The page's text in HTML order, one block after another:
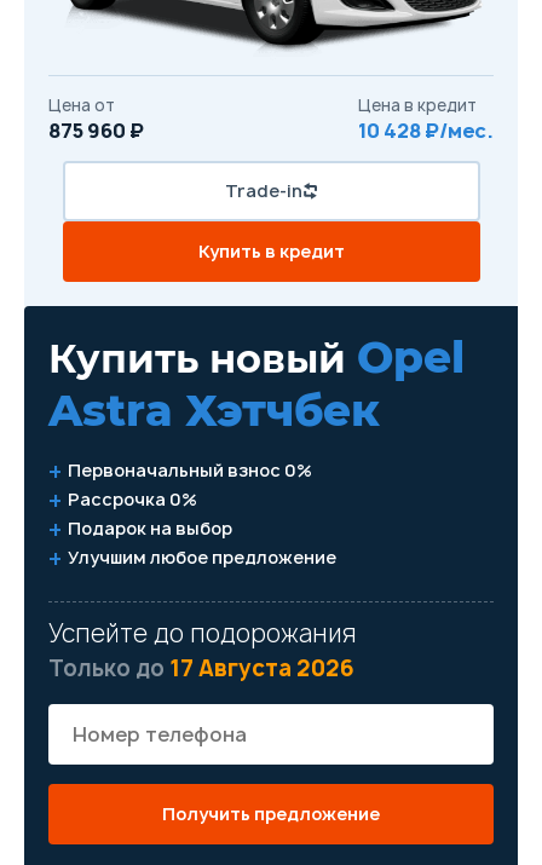
Купить новый Opel
Astra Хэтчбек
Первоначальный взнос 0%
Рассрочка 0%
Подарок на выбор
Улучшим любое предложение
Успейте до подорожания
Только до 17 Августа 2026
Получить предложение
Цена от
875 960 ₽
Цена в кредит
10 428 ₽/мес.
Trade-in
Купить в кредит